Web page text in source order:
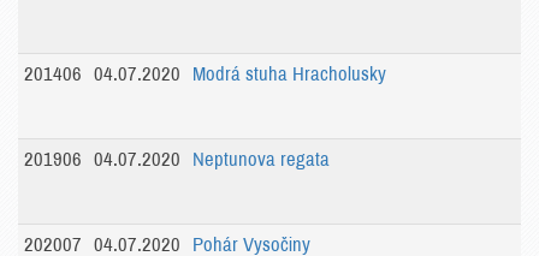
201406 04.07.2020 Modrá stuha Hracholusky
201906 04.07.2020 Neptunova regata
202007 04.07.2020 Pohár Vysočiny